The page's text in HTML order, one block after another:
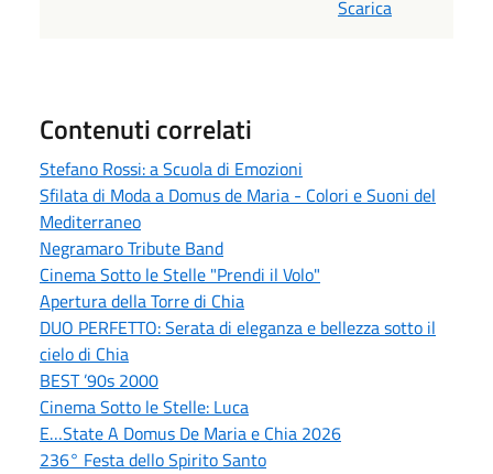
Scarica
Contenuti correlati
Stefano Rossi: a Scuola di Emozioni
Sfilata di Moda a Domus de Maria - Colori e Suoni del
Mediterraneo
Negramaro Tribute Band
Cinema Sotto le Stelle "Prendi il Volo"
Apertura della Torre di Chia
DUO PERFETTO: Serata di eleganza e bellezza sotto il
cielo di Chia
BEST ’90s 2000
Cinema Sotto le Stelle: Luca
E…State A Domus De Maria e Chia 2026
236° Festa dello Spirito Santo